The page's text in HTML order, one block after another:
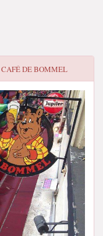
CAFÉ DE BOMMEL